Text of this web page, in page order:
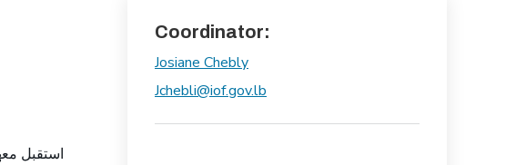
Coordinator:
Josiane Chebly
Jchebli@iof.gov.lb